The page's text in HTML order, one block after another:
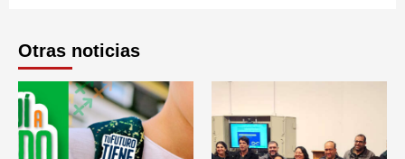
Otras noticias